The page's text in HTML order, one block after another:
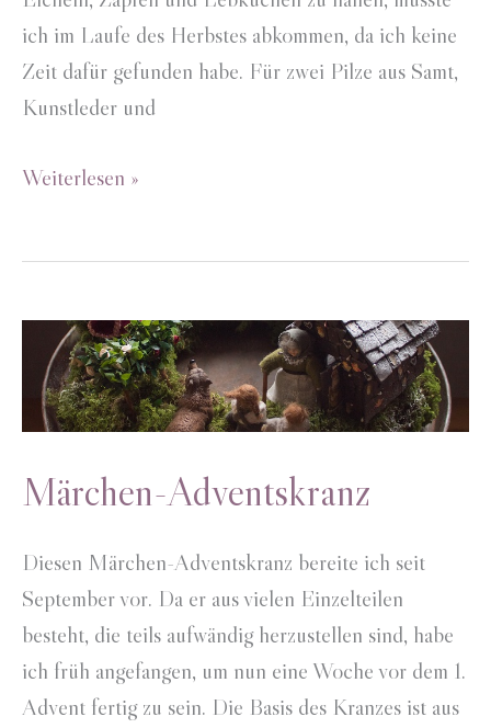
ich im Laufe des Herbstes abkommen, da ich keine
Zeit dafür gefunden habe. Für zwei Pilze aus Samt,
Kunstleder und
Adventskranz
Weiterlesen »
Märchen-Adventskranz
Diesen Märchen-Adventskranz bereite ich seit
September vor. Da er aus vielen Einzelteilen
besteht, die teils aufwändig herzustellen sind, habe
ich früh angefangen, um nun eine Woche vor dem 1.
Advent fertig zu sein. Die Basis des Kranzes ist aus